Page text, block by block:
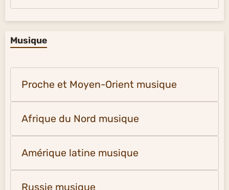
Romantisme en peinture (XIXe s.)
Musique
Proche et Moyen-Orient musique
Afrique du Nord musique